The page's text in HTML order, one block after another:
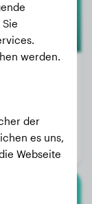
8 Monate
Rüde
werden.
der
es uns,
Webseite